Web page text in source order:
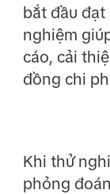
bắt đầu
nghiệm
cáo, cải
đồng chi
Khi thử
phỏng